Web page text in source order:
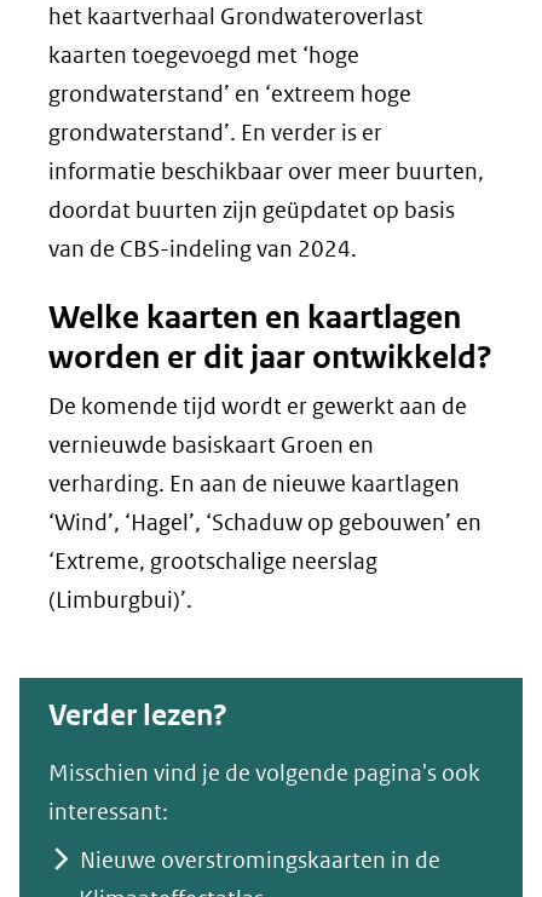
een
andere
website)
het kaartverhaal Grondwateroverlast
kaarten toegevoegd met ‘hoge
grondwaterstand’ en ‘extreem hoge
grondwaterstand’. En verder is er
informatie beschikbaar over meer buurten,
doordat buurten zijn geüpdatet op basis
van de CBS-indeling van 2024.
Welke kaarten en kaartlagen
worden er dit jaar ontwikkeld?
De komende tijd wordt er gewerkt aan de
vernieuwde basiskaart Groen en
verharding. En aan de nieuwe kaartlagen
‘Wind’, ‘Hagel’, ‘Schaduw op gebouwen’ en
‘Extreme, grootschalige neerslag
(Limburgbui)’.
Verder lezen?
Misschien vind je de volgende pagina's ook
interessant:
Nieuwe overstromingskaarten in de